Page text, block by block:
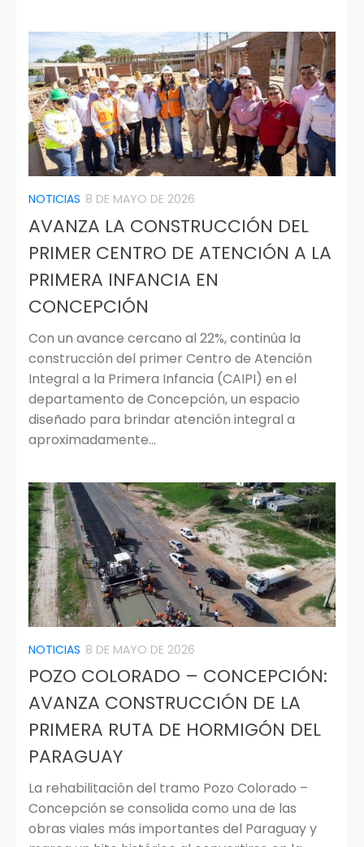
NOTICIAS 8 DE MAYO DE 2026
AVANZA LA CONSTRUCCIÓN DEL
PRIMER CENTRO DE ATENCIÓN A LA
PRIMERA INFANCIA EN
CONCEPCIÓN
Con un avance cercano al 22%, continúa la
construcción del primer Centro de Atención
Integral a la Primera Infancia (CAIPI) en el
departamento de Concepción, un espacio
diseñado para brindar atención integral a
aproximadamente...
NOTICIAS 8 DE MAYO DE 2026
POZO COLORADO – CONCEPCIÓN:
AVANZA CONSTRUCCIÓN DE LA
PRIMERA RUTA DE HORMIGÓN DEL
PARAGUAY
La rehabilitación del tramo Pozo Colorado –
Concepción se consolida como una de las
obras viales más importantes del Paraguay y